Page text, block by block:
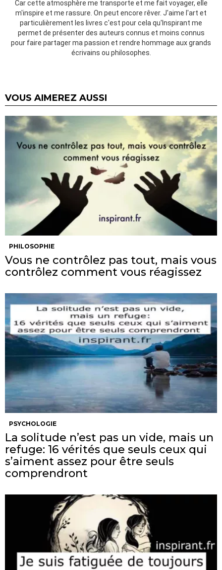
Car cette atmosphère me transporte et me fait voyager, elle
m'inspire et me rassure. On peut encore rêver. J'aime l'art et
particulièrement les livres c'est pour cela qu'Inspirant me
permet de présenter des auteurs connus et moins connus
pour faire partager ma passion et rendre hommage aux grands
écrivains ou philosophes.
VOUS AIMEREZ AUSSI
PHILOSOPHIE
Vous ne contrôlez pas tout, mais vous
contrôlez comment vous réagissez
PSYCHOLOGIE
La solitude n’est pas un vide, mais un
refuge: 16 vérités que seuls ceux qui
s’aiment assez pour être seuls
comprendront